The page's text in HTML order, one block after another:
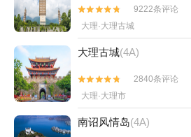


9222条评论
大理·大理古城
大理古城(4A)


2840条评论
大理·大理市
南诏风情岛(4A)